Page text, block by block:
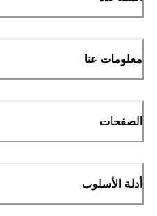
معلومات عنا
الصفحات
أدلة الأسلوب